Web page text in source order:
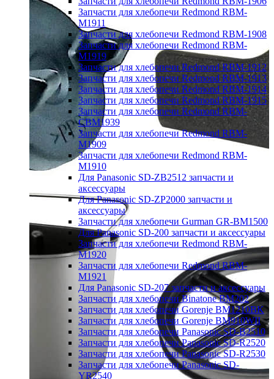
Запчасти для хлебопечи Redmond RBM-
M1911
Запчасти для хлебопечи Redmond RBM-1908
Запчасти для хлебопечи Redmond RBM-
M1919
Запчасти для хлебопечи Redmond RBM-1912
Запчасти для хлебопечи Redmond RBM-1913
Запчасти для хлебопечи Redmond RBM-1914
Запчасти для хлебопечи Redmond RBM-1915
Запчасти для хлебопечи Redmond RBM-
CBM1939
Запчасти для хлебопечи Redmond RBM-
M1909
Запчасти для хлебопечи Redmond RBM-
M1910
Для Panasonic SD-ZB2512 запчасти и
аксессуары
Для Panasonic SD-ZP2000 запчасти и
аксессуары
Запчасти для хлебопечи Gurman GR-BM1500
Для Panasonic SD-200 запчасти и аксессуары
Запчасти для хлебопечи Redmond RBM-
M1920
Запчасти для хлебопечи Redmond RBM-
M1921
Для Panasonic SD-207 запчасти и аксессуары
Запчасти для хлебопечи Binatone BM202
Запчасти для хлебопечи Gorenje BM1210BK
Запчасти для хлебопечи Gorenje BM910WII
Запчасти для хлебопечи Panasonic SD-B2510
Запчасти для хлебопечи Panasonic SD-R2520
Запчасти для хлебопечи Panasonic SD-R2530
Запчасти для хлебопечи Panasonic SD-
YR2540